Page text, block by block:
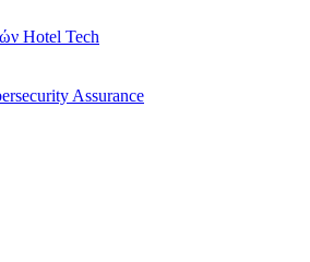
Hotel Tech
Assurance